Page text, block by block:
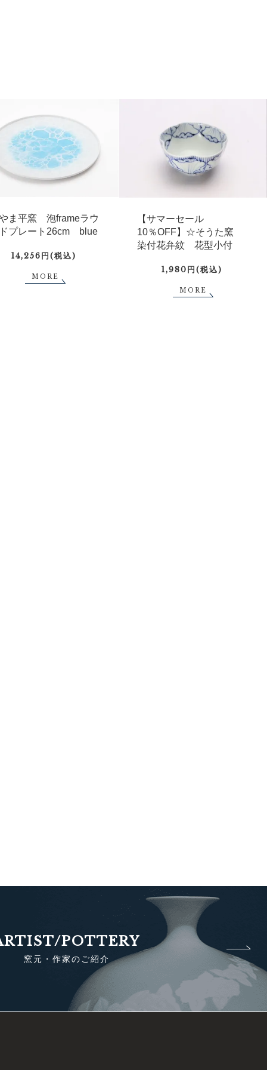
ま平窯 泡frameラウ
プレート26cm blue
14,256円(税込)
MORE
【サマーセール
10％OFF】☆そうた窯
染付花弁紋 花型小付
1,980円(税込)
MORE
POTTERY
窯元・作家のご紹介